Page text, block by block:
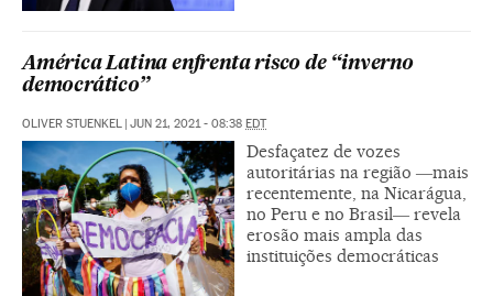
América Latina enfrenta risco de “inverno
democrático”
OLIVER STUENKEL | JUN 21, 2021 - 08:38 EDT
Desfaçatez de vozes
autoritárias na região ―mais
recentemente, na Nicarágua,
no Peru e no Brasil― revela
erosão mais ampla das
instituições democráticas